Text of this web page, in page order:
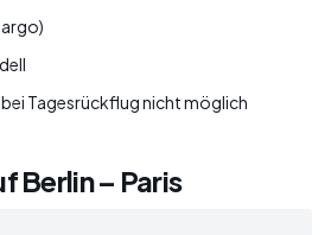
Tagesrückflug nicht möglich
Berlin – Paris